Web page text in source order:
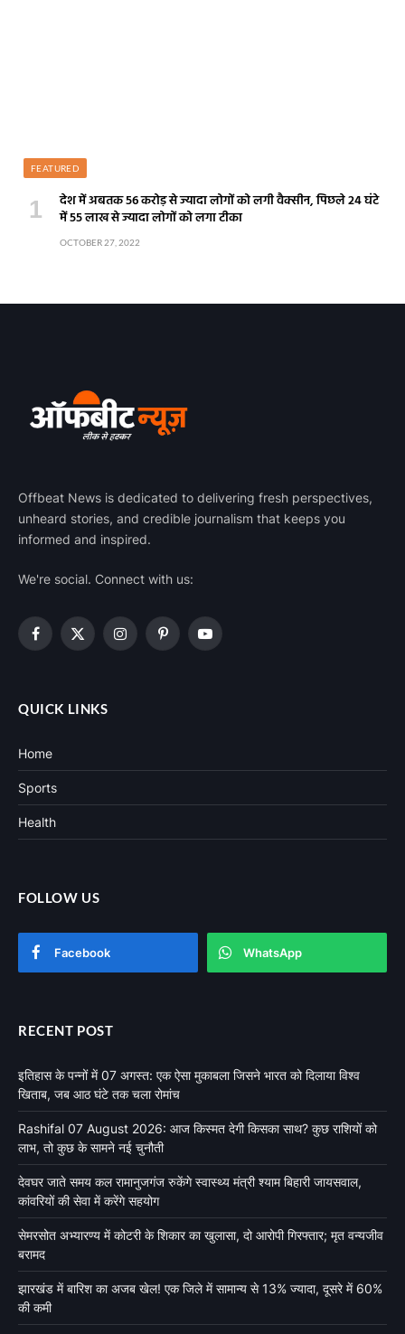
FEATURED
देश में अबतक 56 करोड़ से ज्यादा लोगों को लगी वैक्सीन, पिछले 24 घंटे
में 55 लाख से ज्यादा लोगों को लगा टीका
OCTOBER 27, 2022
Offbeat News is dedicated to delivering fresh perspectives,
unheard stories, and credible journalism that keeps you
informed and inspired.
We're social. Connect with us:
Facebook
X
InstagramPinterestYouTube
QUICK LINKS
Home
Sports
Health
FOLLOW US
Facebook WhatsApp
RECENT POST
इतिहास के पन्नों में 07 अगस्त: एक ऐसा मुकाबला जिसने भारत को दिलाया विश्व
खिताब, जब आठ घंटे तक चला रोमांच
Rashifal 07 August 2026: आज किस्मत देगी किसका साथ? कुछ राशियों को
लाभ, तो कुछ के सामने नई चुनौती
देवघर जाते समय कल रामानुजगंज रुकेंगे स्वास्थ्य मंत्री श्याम बिहारी जायसवाल,
कांवरियों की सेवा में करेंगे सहयोग
सेमरसोत अभ्यारण्य में कोटरी के शिकार का खुलासा, दो आरोपी गिरफ्तार; मृत वन्यजीव
बरामद
झारखंड में बारिश का अजब खेल! एक जिले में सामान्य से 13% ज्यादा, दूसरे में 60%
की कमी